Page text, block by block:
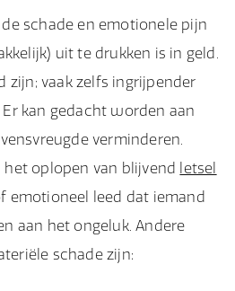
schade en emotionele pijn
uit te drukken is in geld.
zijn; vaak zelfs ingrijpender
kan gedacht worden aan
verminderen.
oplopen van blijvend letsel
emotioneel leed dat iemand
aan het ongeluk. Andere
schade zijn: